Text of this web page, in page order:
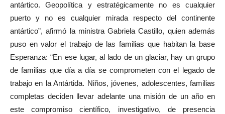
antártico. Geopolítica y estratégicamente no es cualquier
puerto y no es cualquier mirada respecto del continente
antártico”, afirmó la ministra Gabriela Castillo, quien además
puso en valor el trabajo de las familias que habitan la base
Esperanza: “En ese lugar, al lado de un glaciar, hay un grupo
de familias que día a día se comprometen con el legado de
trabajo en la Antártida. Niños, jóvenes, adolescentes, familias
completas deciden llevar adelante una misión de un año en
este compromiso científico, investigativo, de presencia